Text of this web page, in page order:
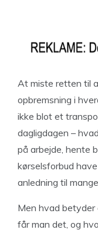
At miste retten til
opbremsning i
ikke blot et
dagligdagen –
på arbejde, hente
kørselsforbud
anledning til
Men hvad
får man det, og